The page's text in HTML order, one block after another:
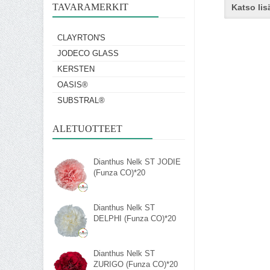
TAVARAMERKIT
CLAYRTON'S
JODECO GLASS
KERSTEN
OASIS®
SUBSTRAL®
ALETUOTTEET
Dianthus Nelk ST JODIE
(Funza CO)*20
Dianthus Nelk ST
DELPHI (Funza CO)*20
Dianthus Nelk ST
ZURIGO (Funza CO)*20
Katso